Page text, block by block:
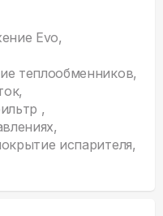
Evo,
теплообменников,
,
испарителя,